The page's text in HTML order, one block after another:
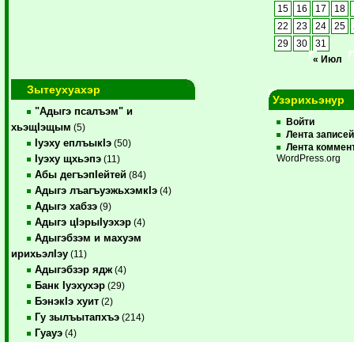
Зытеухуахэр
"Адыгэ псалъэм" и
хьэщIэщым (5)
Iуэху еплъыкIэ (50)
Iуэху щхьэпэ (11)
Абы дегъэпIейтей (84)
Адыгэ лъагъуэжьхэмкIэ (4)
Адыгэ хабзэ (9)
Адыгэ цIэрыIуэхэр (4)
Адыгэбзэм и махуэм
ирихьэлIэу (11)
Адыгэбзэр ядж (4)
Банк Iуэхухэр (29)
БэнэкIэ хуит (2)
Гу зылъытапхъэ (214)
Гуауэ (4)
15
16 17 18
22
23 24 25
29
30
31
« Июл
Узэрихьэнур
Войти
Лента записей
Лента
WordPress.org